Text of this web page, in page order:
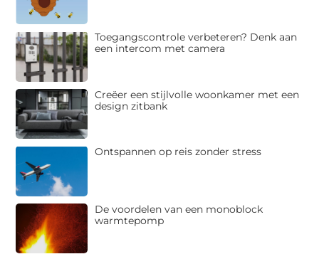
Toegangscontrole verbeteren? Denk aan
een intercom met camera
Creëer een stijlvolle woonkamer met een
design zitbank
Ontspannen op reis zonder stress
De voordelen van een monoblock
warmtepomp